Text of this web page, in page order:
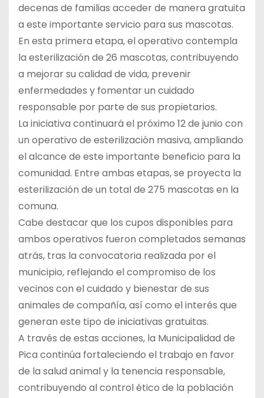
decenas de familias acceder de manera gratuita
a este importante servicio para sus mascotas.
En esta primera etapa, el operativo contempla
la esterilización de 26 mascotas, contribuyendo
a mejorar su calidad de vida, prevenir
enfermedades y fomentar un cuidado
responsable por parte de sus propietarios.
La iniciativa continuará el próximo 12 de junio con
un operativo de esterilización masiva, ampliando
el alcance de este importante beneficio para la
comunidad. Entre ambas etapas, se proyecta la
esterilización de un total de 275 mascotas en la
comuna.
Cabe destacar que los cupos disponibles para
ambos operativos fueron completados semanas
atrás, tras la convocatoria realizada por el
municipio, reflejando el compromiso de los
vecinos con el cuidado y bienestar de sus
animales de compañía, así como el interés que
generan este tipo de iniciativas gratuitas.
A través de estas acciones, la Municipalidad de
Pica continúa fortaleciendo el trabajo en favor
de la salud animal y la tenencia responsable,
contribuyendo al control ético de la población